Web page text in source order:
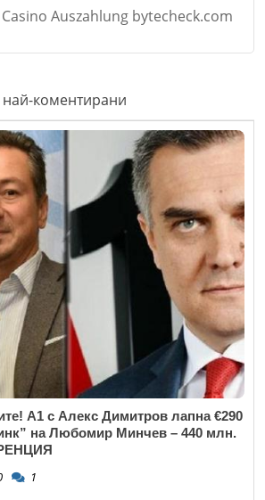
Casino Auszahlung bytecheck.com
най-коментирани
А1 с Алекс Димитров лапна €290
на Любомир Минчев – 440 млн.
1